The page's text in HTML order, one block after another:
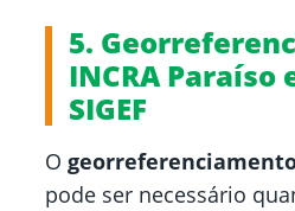
5.
INCRA
SIGEF
O
pode ser necessário